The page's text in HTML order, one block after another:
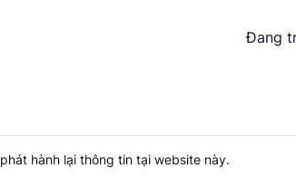
Đang
hành lại thông tin tại website này.